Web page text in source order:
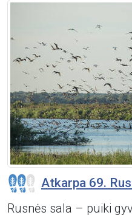
Atkarpa 69.
Rusnės sala – puiki